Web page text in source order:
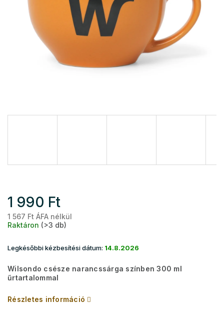
1 990 Ft
1 567 Ft ÁFA nélkül
Raktáron (>3 db)
Legkésőbbi kézbesítési dátum: 14.8.2026
Wilsondo csésze narancssárga színben 300 ml
űrtartalommal
Részletes információ